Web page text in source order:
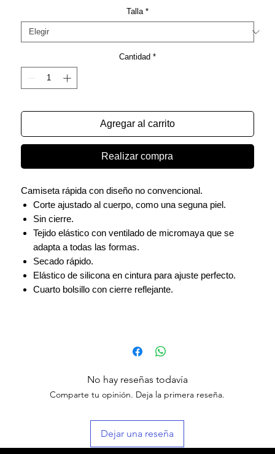
Talla *
Cantidad *
Agregar al carrito
Realizar compra
Camiseta rápida con diseño no convencional.
Corte ajustado al cuerpo, como una seguna piel.
Sin cierre.
Tejido elástico con ventilado de micromaya que se
adapta a todas las formas.
Secado rápido.
Elástico de silicona en cintura para ajuste perfecto.
Cuarto bolsillo con cierre reflejante.
No hay reseñas todavía
Comparte tu opinión. Deja la primera reseña.
Dejar una reseña